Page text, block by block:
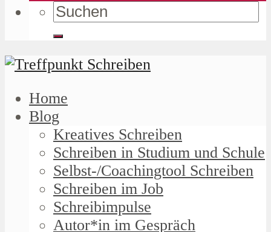
Home
Blog
Kreatives Schreiben
Schreiben in Studium und Schule
Selbst-/Coachingtool Schreiben
Schreiben im Job
Schreibimpulse
Autor*in im Gespräch